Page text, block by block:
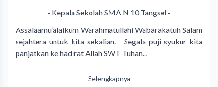
- Kepala Sekolah SMA N 10 Tangsel -
Assalaamu’alaikum Warahmatullahi Wabarakatuh Salam
sejahtera untuk kita sekalian. Segala puji syukur kita
panjatkan ke hadirat Allah SWT Tuhan...
Selengkapnya